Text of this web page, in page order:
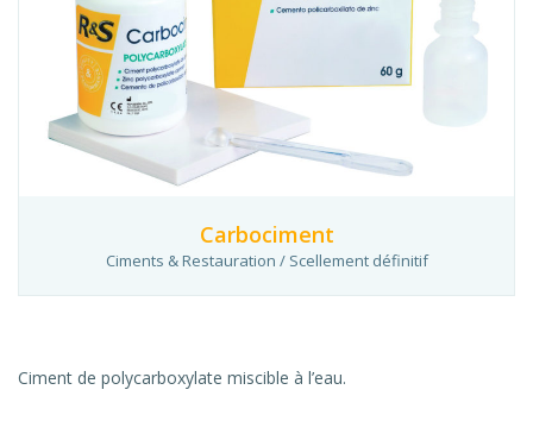
Carbociment
Ciments & Restauration / Scellement définitif
Ciment de polycarboxylate miscible à l’eau.